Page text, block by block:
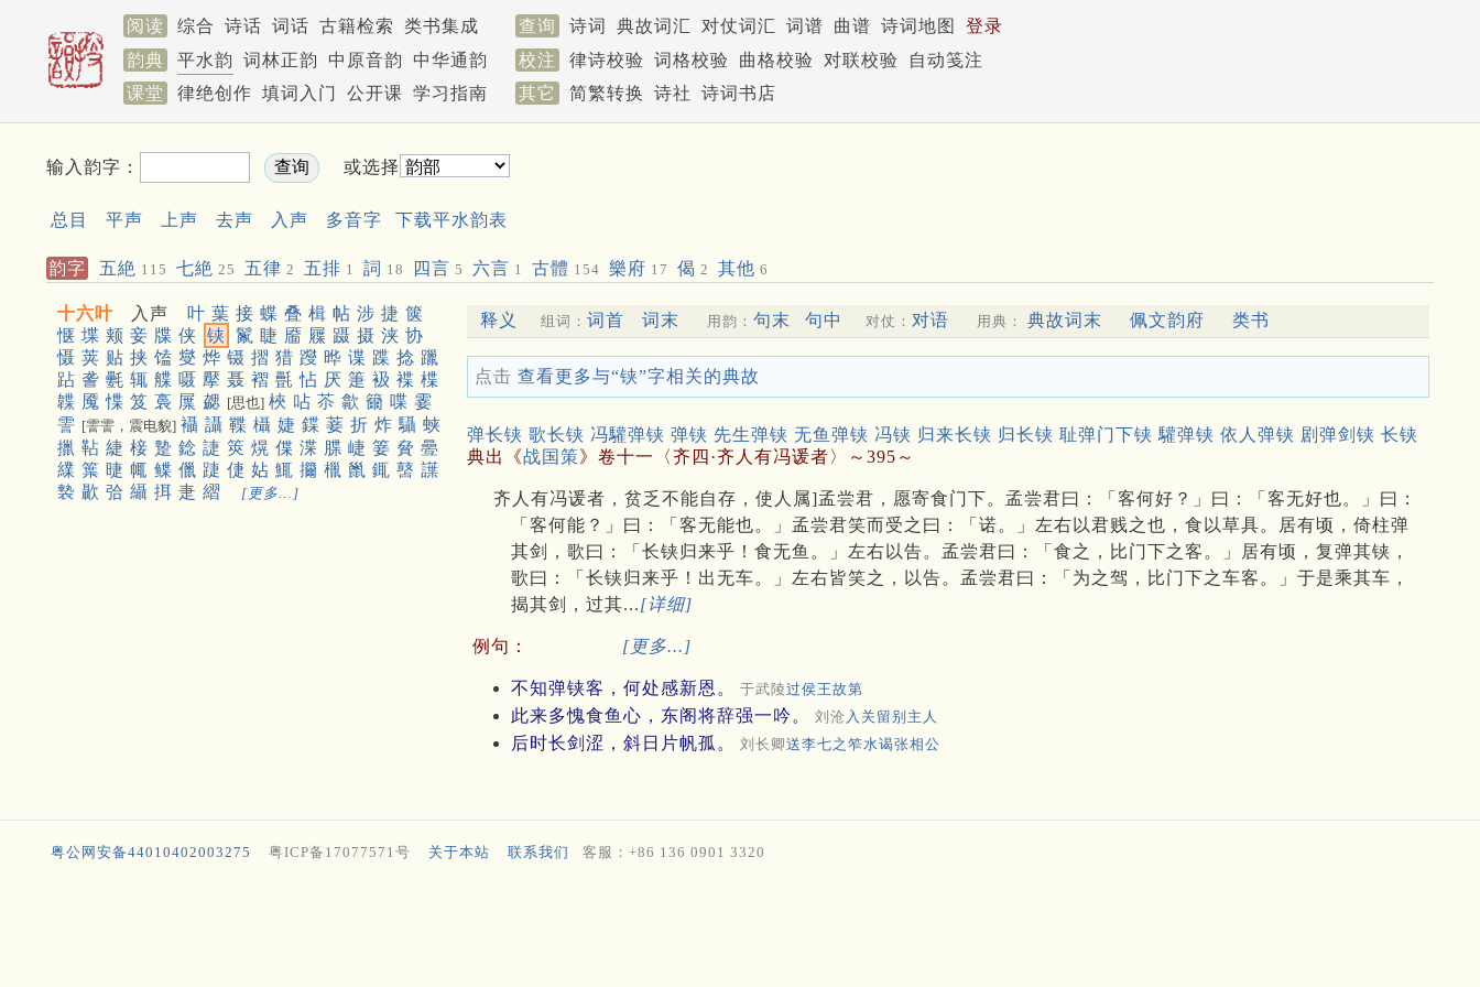
阅读 综合 诗话 词话 古籍检索 类书集成 查询 诗词 典故词汇 对仗词汇 词谱 曲谱 诗词地图
登录
韵典
平水韵 词林正韵 中原音韵 中华通韵 校注 律诗校验 词格校验 曲格校验 对联校验
自动笺注
课堂
律绝创作 填词入门 公开课 学习指南 其它 简繁转换 诗社 诗词书店
输入韵字： 或选择
总目 平声 上声 去声 入声 多音字 下载平水韵表
韵字 五絶 115 七絶 25 五律 2 五排 1 詞 18 四言 5 六言 1 古體 154 樂府 17 偈 2 其他 6
十六叶 入声 叶 葉 接 蝶 叠 楫 帖 涉 捷 箧
惬 堞 颊 妾 牒 侠 铗 鬣 睫 靥 屧 蹑 摄 浃 协
慑 荚 贴 挟 馌 燮 烨 镊 摺 猎 躞 晔 谍 蹀 捻 躐
跕 詟 氎 辄 艓 嗫 擪 聂 褶 㲲 怗 厌 箑 衱 褋 楪
韘 魇 惵 笈 裛 屟 勰 [思也] 梜 呫 苶 歙 籋 喋 霎
霅 [霅霅，震电貌] 襵 讘 鞢 欇 婕 鍱 菨 折 炸 䯀 蛱
擸 䩞 緁 椄 䠟 錜 誱 筴 熀 偞 渫 䐑 崨 䈉 䝱 㬪
䌜 䈎 㫸 㡇 鲽 儠 踕 倢 㚲 鮿 㩶 㯿 巤 銸 䵿 䜓
褺 㱌 㢵 䌰 挕 疌 䌌 [更多…]
释义 组词： 词首 词末 用韵： 句末 句中 对仗： 对语 用典： 典故词末 佩文韵府 类书
点击 查看更多与“铗”字相关的典故
弹长铗 歌长铗 冯驩弹铗 弹铗 先生弹铗 无鱼弹铗 冯铗 归来长铗 归长铗 耻弹门下铗 驩弹铗 依人弹铗 剧弹剑铗 长铗
典出《战国策》卷十一〈齐四·齐人有冯谖者〉～395～
齐人有冯谖者，贫乏不能自存，使人属]孟尝君，愿寄食门下。孟尝君曰：「客何好？」曰：「客无好也。」曰：
「客何能？」曰：「客无能也。」孟尝君笑而受之曰：「诺。」左右以君贱之也，食以草具。居有顷，倚柱弹
其剑，歌曰：「长铗归来乎！食无鱼。」左右以告。孟尝君曰：「食之，比门下之客。」居有顷，复弹其铗，
歌曰：「长铗归来乎！出无车。」左右皆笑之，以告。孟尝君曰：「为之驾，比门下之车客。」于是乘其车，
揭其剑，过其...[详细]
例句： [更多...]
不知弹铗客，何处感新恩。 于武陵过侯王故第
此来多愧食鱼心，东阁将辞强一吟。 刘沧 入关留别主人
后时长剑涩，斜日片帆孤。 刘长卿送李七之笮水谒张相公
粤公网安备44010402003275 粤ICP备17077571号 关于本站 联系我们 客服：+86 136 0901 3320